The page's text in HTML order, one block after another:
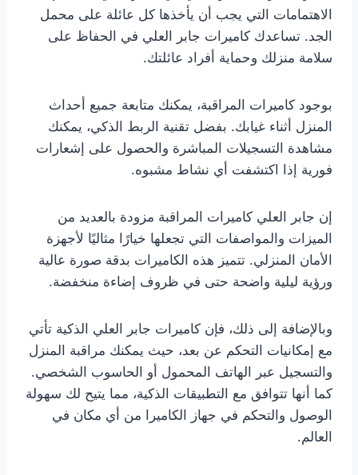
الاهتمامات التي يجب أن يأخذها كل عائلة على محمل
الجد. تساعدك كاميرات جابر العلي في الحفاظ على
سلامة منزلك وحماية أفراد عائلتك.
بوجود كاميرات المراقبة، يمكنك متابعة جميع أحداث
المنزل أثناء غيابك. بفضل تقنية الربط الذكي، يمكنك
مشاهدة التسجيلات المباشرة والحصول على إشعارات
فورية إذا اكتشفت أي نشاط مشبوه.
إن جابر العلي كاميرات المراقبة مزودة بالعديد من
الميزات والمواصفات التي تجعلها خيارًا مثاليًا لأجهزة
الأمان المنزلي. تتميز هذه الكاميرات بدقة صورة عالية
ورؤية ليلية واضحة حتى في ظروف إضاءة منخفضة.
وبالإضافة إلى ذلك، فإن كاميرات جابر العلي الذكية تأتي
مع إمكانيات التحكم عن بعد، حيث يمكنك مراقبة المنزل
والتسجيل عبر الهاتف المحمول أو الحاسوب الشخصي.
كما أنها تتوافق مع التطبيقات الذكية، مما يتيح لك سهولة
الوصول والتحكم في جهاز الكاميرا من أي مكان في
العالم.